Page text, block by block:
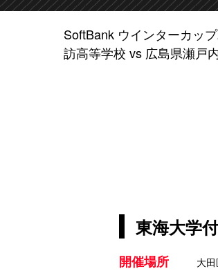
SoftBank ウインターカッ
訪高等学校 vs 広島県瀬戸
東海大学
開催場所 大